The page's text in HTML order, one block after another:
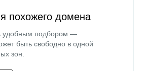
похожего домена
удобным подбором —
быть свободно в одной
зон.